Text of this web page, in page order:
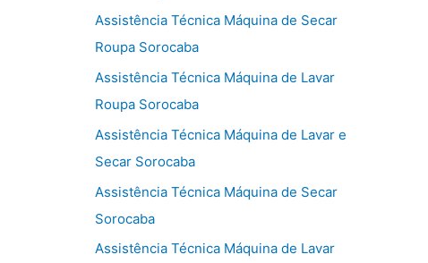
Assistência Técnica Máquina de Secar
Roupa Sorocaba
Assistência Técnica Máquina de Lavar
Roupa Sorocaba
Assistência Técnica Máquina de Lavar e
Secar Sorocaba
Assistência Técnica Máquina de Secar
Sorocaba
Assistência Técnica Máquina de Lavar